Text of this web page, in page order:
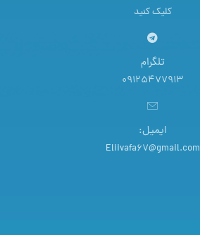
کلیک کنید
تلگرام
09125477913
ایمیل:
Eliivafa67@gmail.com